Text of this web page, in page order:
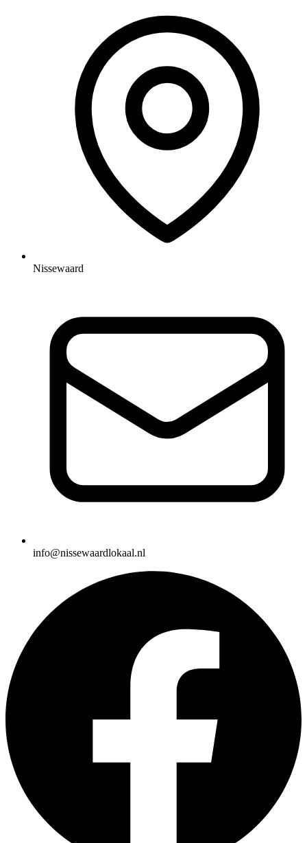
Nissewaard
info@nissewaardlokaal.nl